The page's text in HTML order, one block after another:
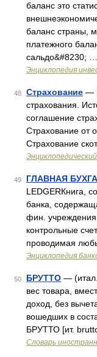
баланс это
баланс страны,
платежного
сальдо&#8230; …
Энциклопедия
48 Страхование — I
страхования.
соглашение
Страхование от
Страхование
49 ГЛАВНАЯ
LEDGERКнига,
банка,
фин.
контрольные
проводимая
Энциклопедия
50 БРУТТО —
вес товара,
доход, без
вошедших в
БРУТТО [ит.
Словарь